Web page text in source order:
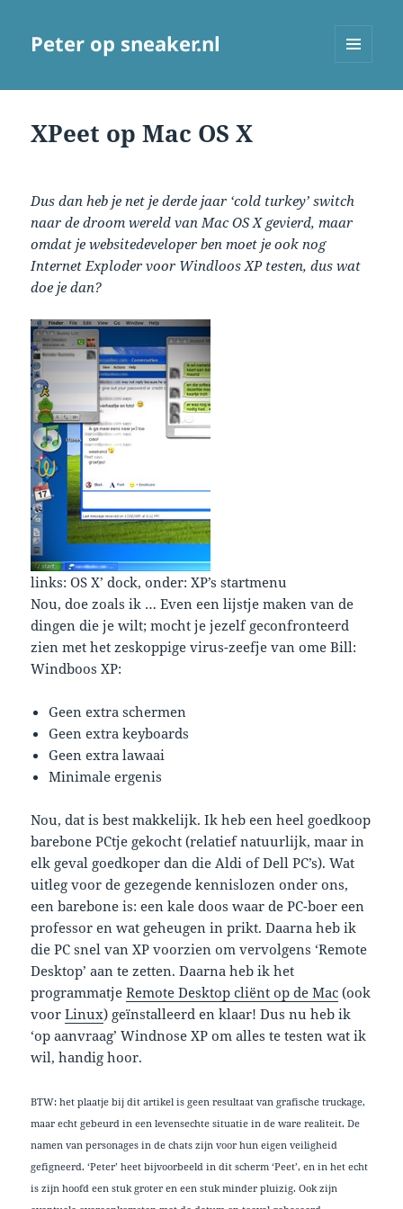
Peter op sneaker.nl
XPeet op Mac OS X
Dus dan heb je net je derde jaar ‘cold turkey’ switch
naar de droom wereld van Mac OS X gevierd, maar
omdat je websitedeveloper ben moet je ook nog
Internet Exploder voor Windloos XP testen, dus wat
doe je dan?
links: OS X’ dock, onder: XP’s startmenu
Nou, doe zoals ik … Even een lijstje maken van de
dingen die je wilt; mocht je jezelf geconfronteerd
zien met het zeskoppige virus-zeefje van ome Bill:
Windboos XP:
Geen extra schermen
Geen extra keyboards
Geen extra lawaai
Minimale ergenis
Nou, dat is best makkelijk. Ik heb een heel goedkoop
barebone PCtje gekocht (relatief natuurlijk, maar in
elk geval goedkoper dan die Aldi of Dell PC’s). Wat
uitleg voor de gezegende kennislozen onder ons,
een barebone is: een kale doos waar de PC-boer een
professor en wat geheugen in prikt. Daarna heb ik
die PC snel van XP voorzien om vervolgens ‘Remote
Desktop’ aan te zetten. Daarna heb ik het
programmatjeRemote Desktop cliënt op de Mac (ook
voorLinux) geïnstalleerd en klaar! Dus nu heb ik
‘op aanvraag’ Windnose XP om alles te testen wat ik
wil, handig hoor.
BTW: het plaatje bij dit artikel is geen resultaat van grafische truckage,
maar echt gebeurd in een levensechte situatie in de ware realiteit. De
namen van personages in de chats zijn voor hun eigen veiligheid
gefigneerd. ‘Peter’ heet bijvoorbeeld in dit scherm ‘Peet’, en in het echt
is zijn hoofd een stuk groter en een stuk minder pluizig. Ook zijn